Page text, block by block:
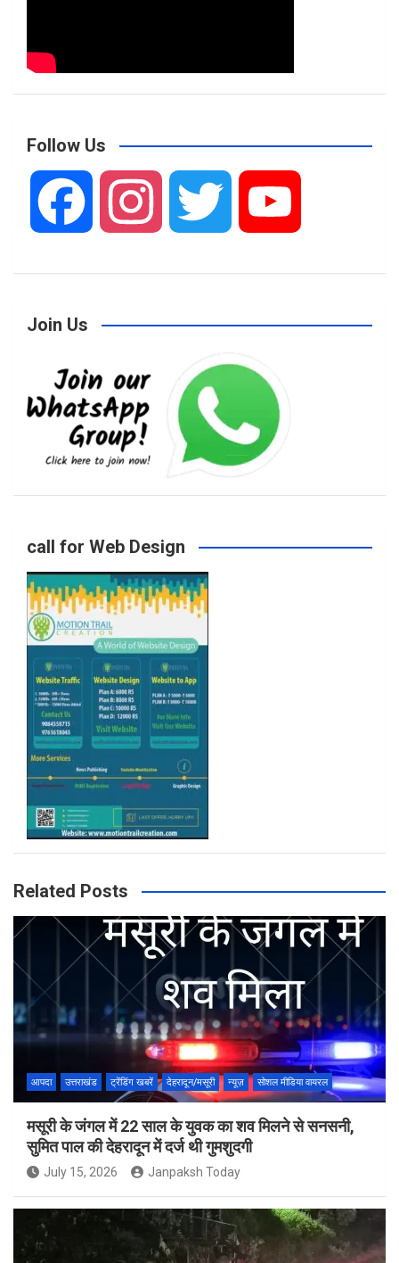
Follow Us
e
b
o
k
s
r
a
m
i u
Join Us
call for Web Design
Related Posts
आपदा उत्तराखंड ट्रेंडिंग खबरें देहरादून/मसूरी न्यूज़ सोशल मीडिया वायरल
मसूरी के जंगल में 22 साल के युवक का शव मिलने से सनसनी,
सुमित पाल की देहरादून में दर्ज थी गुमशुदगी
July 15, 2026 Janpaksh Today